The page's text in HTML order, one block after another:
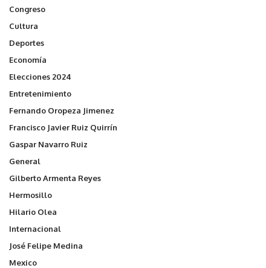
Congreso
Cultura
Deportes
Economía
Elecciones 2024
Entretenimiento
Fernando Oropeza Jimenez
Francisco Javier Ruiz Quirrín
Gaspar Navarro Ruiz
General
Gilberto Armenta Reyes
Hermosillo
Hilario Olea
Internacional
José Felipe Medina
Mexico